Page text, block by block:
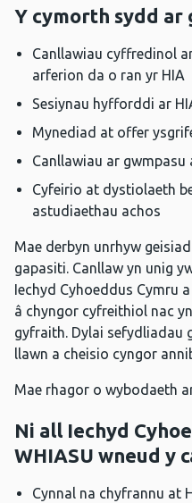
Y cymorth sydd ar
Canllawiau cyffredinol
arferion da o ran yr HIA
Sesiynau hyfforddi ar
Mynediad at offer
Canllawiau ar
Cyfeirio at dystiolaeth
astudiaethau achos
Mae derbyn unrhyw
gapasiti. Canllaw yn unig
Iechyd Cyhoeddus Cymru
â chyngor cyfreithiol nac
gyfraith. Dylai sefydliadau
llawn a cheisio cyngor
Mae rhagor o wybodaeth
Ni all Iechyd
WHIASU wneud y
Cynnal na chyfrannu at